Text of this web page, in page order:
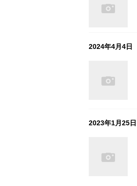
2024年4月4日
2023年1月25日